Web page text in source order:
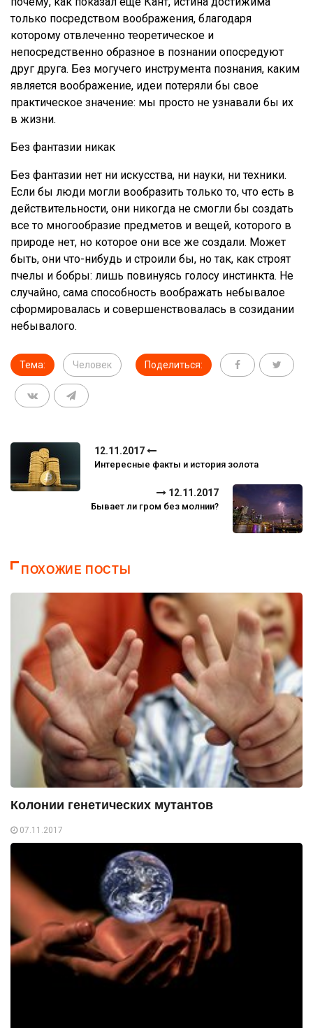
только посредством воображения, благодаря
которому отвлеченно теоретическое и
непосредственно образное в познании опосредуют
друг друга. Без могучего инструмента познания, каким
является воображение, идеи потеряли бы свое
практическое значение: мы просто не узнавали бы их
в жизни.
Без фантазии никак
Без фантазии нет ни искусства, ни науки, ни техники.
Если бы люди могли вообразить только то, что есть в
действительности, они никогда не смогли бы создать
все то многообразие предметов и вещей, которого в
природе нет, но которое они все же создали. Может
быть, они что-нибудь и строили бы, но так, как строят
пчелы и бобры: лишь повинуясь голосу инстинкта. Не
случайно, сама способность воображать небывалое
сформировалась и совершенствовалась в созидании
небывалого.
Тема: Человек Поделиться:
12.11.2017
Интересные факты и история золота
12.11.2017
Бывает ли гром без молнии?
ПОХОЖИЕ ПОСТЫ
Колонии генетических мутантов
07.11.2017